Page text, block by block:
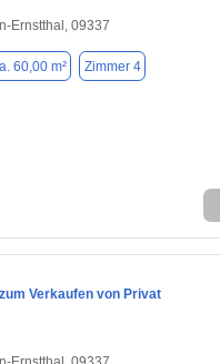
Ernstthal, 09337
60,00 m² Zimmer 4
Verkaufen von Privat